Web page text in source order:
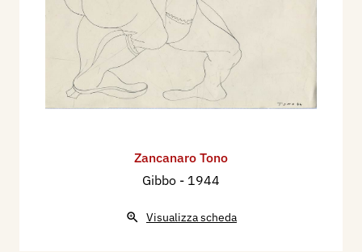
Zancanaro Tono
Gibbo - 1944
Visualizza scheda